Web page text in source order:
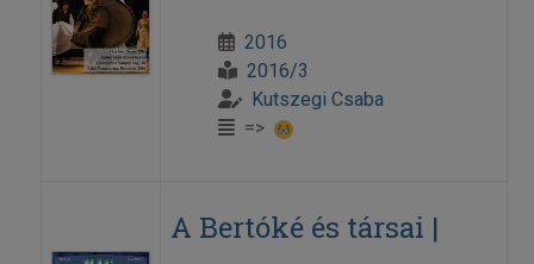
2016
2016/3
Kutszegi Csaba
=>
A Bertóké és társai |